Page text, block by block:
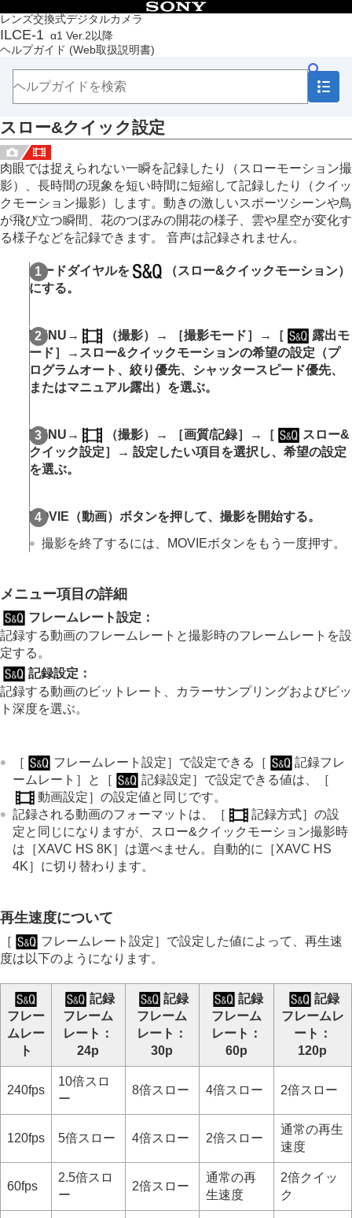
レンズ交換式デジタルカメラ
ILCE-1 α1 Ver.2以降
ヘルプガイド (Web取扱説明書)
目次
トップページ
ヘルプガイドの使いかた
本体と付属品を確認する
本機の基本操作
準備/基本的な撮影
MENU一覧から機能を探す
撮影機能を活用する
この章の目次
撮影モードを選ぶ
フォーカス（ピント）を合わせる
顔/瞳AF
露出/測光を調整する
ISO感度を選ぶ
ドライブモードを使う（連写/セルフタイマー）
インターバル撮影機能
より高解像の静止画を撮影する
画質や記録形式を設定する
画）
画質/画像サイズ設定：RAW記録方式
アスペクト比
HLG静止画
動画設定（動画）
スロー&クイック設定
プロキシー設定
APS-C S35（Super35mm）撮影（静止画/動
撮影範囲（画角）について
タッチ機能を使う
シャッターの設定
手ブレを補正する
レンズ補正
（静止画/動画）
ノイズリダクション
撮影中の画面表示を設定する
動画の音声を記録する
動画を撮影しながら静止画を切り出す
TC/UB設定
カメラをカスタマイズする
再生する
カメラの設定を変更する
スマートフォンでできること
パソコンでできること
クラウドサービスを利用する
資料
故障かな？と思ったら
スロー&クイック設定
肉眼では捉えられない一瞬を記録したり（スローモーション撮
影）、長時間の現象を短い時間に短縮して記録したり（クイッ
クモーション撮影）します。動きの激しいスポーツシーンや鳥
が飛び立つ瞬間、花のつぼみの開花の様子、雲や星空が変化す
る様子などを記録できます。 音声は記録されません。
モードダイヤルを （スロー&クイックモーション）
にする。
MENU→ （撮影）→ ［撮影モード］ → ［
露出モ
ード］
→ スロー&クイックモーションの希望の設定（プ
ログラムオート 、 絞り優先、 シャッタースピード優先、
またはマニュアル露出）を選ぶ。
MENU→ （撮影）→ ［画質/記録］ → ［
スロー&
クイック設定］
→ 設定したい項目を選択し、希望の設定
を選ぶ。
MOVIE（動画）ボタンを押して、撮影を開始する。
撮影を終了するには、MOVIEボタンをもう一度押す。
メニュー項目の詳細
フレームレート設定 ：
記録する動画のフレームレートと撮影時のフレームレートを設
定する。
記録設定 ：
記録する動画のビットレート、カラーサンプリングおよびビッ
ト深度を選ぶ。
［ フレームレート設定］ で設定できる ［
記録フレ
ームレート］
と ［ 記録設定］ で設定できる値は、
［
動画設定］の設定値と同じです。
記録される動画のフォーマットは、
［ 記録方式］の設
定と同じになりますが、スロー&クイックモーション撮影時
は ［XAVC HS 8K］ は選べません。自動的に
［XAVC HS
4K］ に切り替わります。
再生速度について
［ フレームレート設定］ で設定した値によって、再生速
度は以下のようになります。
フレー
ムレー
ト
記録
フレーム
レート ：
24p
記録
フレーム
レート ：
30p
記録
フレーム
レート ：
60p
記録
フレームレ
ート ：
120p
240fps
10倍スロ
ー
8倍スロー 4倍スロー 2倍スロー
120fps 5倍スロー 4倍スロー 2倍スロー
通常の再生
速度
60fps
2.5倍スロ
ー
2倍スロー
通常の再
生速度
2倍クイッ
ク